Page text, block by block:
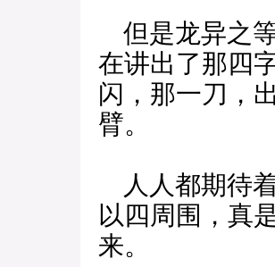
但是龙异之
在讲出了那四
闪，那一刀，
臂。
人人都期待
以四周围，真
来。